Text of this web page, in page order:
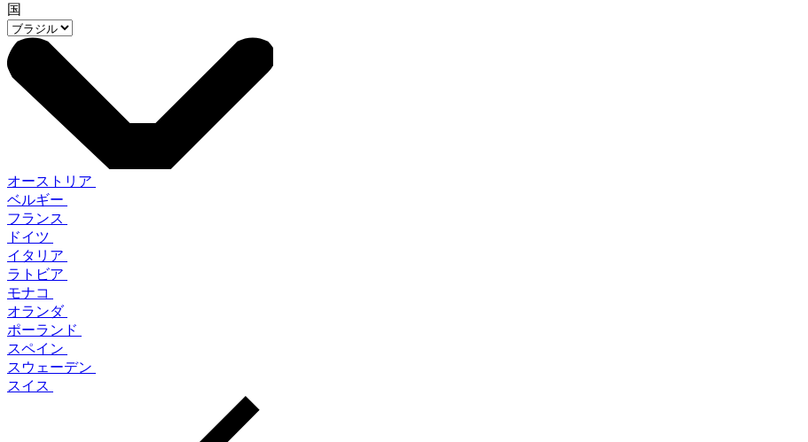
国
オーストリア
ベルギー
フランス
ドイツ
イタリア
ラトビア
モナコ
オランダ
ポーランド
スペイン
スウェーデン
スイス